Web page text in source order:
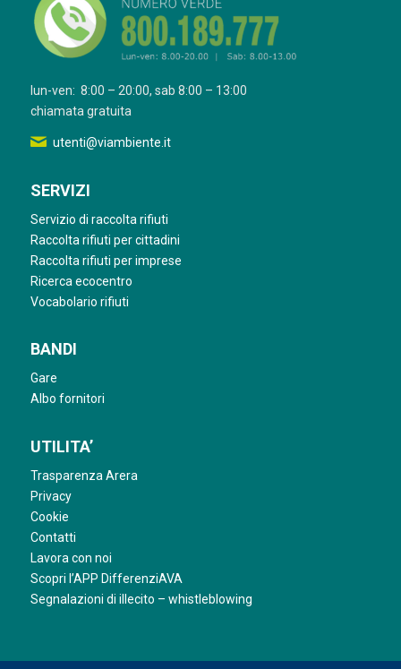
lun-ven: 8:00 – 20:00, sab 8:00 – 13:00
chiamata gratuita
utenti@viambiente.it
SERVIZI
Servizio di raccolta rifiuti
Raccolta rifiuti per cittadini
Raccolta rifiuti per imprese
Ricerca ecocentro
Vocabolario rifiuti
BANDI
Gare
Albo fornitori
UTILITA’
Trasparenza Arera
Privacy
Cookie
Contatti
Lavora con noi
Scopri l’APP DifferenziAVA
Segnalazioni di illecito – whistleblowing